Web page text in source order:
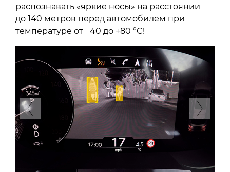
распознавать «яркие носы» на расстоянии
до 140 метров перед автомобилем при
температуре от −40 до +80 °C!
Previous